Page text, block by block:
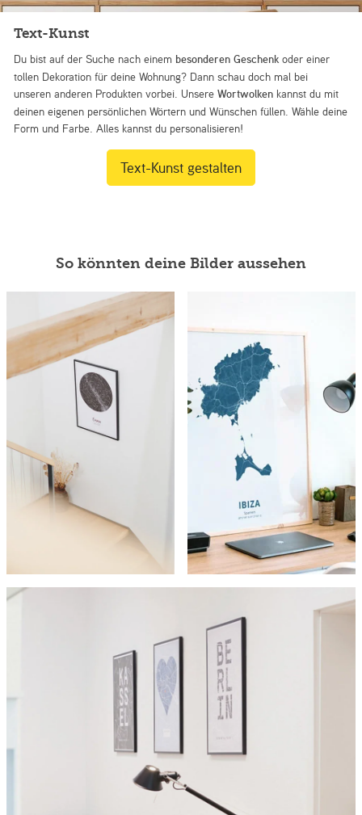
Text-Kunst
Du bist auf der Suche nach einem besonderen Geschenk oder einer
tollen Dekoration für deine Wohnung? Dann schau doch mal bei
unseren anderen Produkten vorbei. UnsereWortwolken kannst du mit
deinen eigenen persönlichen Wörtern und Wünschen füllen. Wähle deine
Form und Farbe. Alles kannst du personalisieren!
Text-Kunst gestalten
So könnten deine Bilder aussehen